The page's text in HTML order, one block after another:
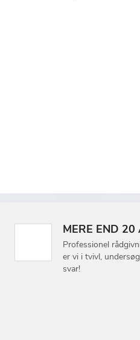
MERE END 20
Professionel
er vi i tvivl,
svar!